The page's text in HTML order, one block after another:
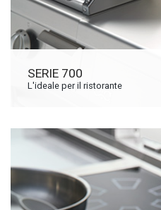
SERIE 700
L'ideale per il ristorante